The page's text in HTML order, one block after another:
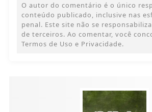
O autor do comentário é o único
conteúdo publicado, inclusive nas
penal. Este site não se
de terceiros. Ao comentar, você
Termos de Uso e Privacidade.